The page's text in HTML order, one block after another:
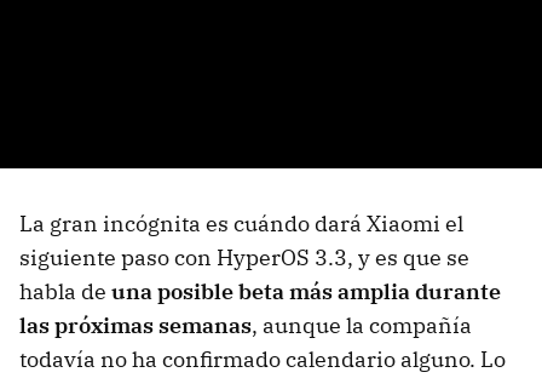
La gran incógnita es cuándo dará Xiaomi el
siguiente paso con HyperOS 3.3, y es que se
habla de una posible beta más amplia durante
las próximas semanas, aunque la compañía
todavía no ha confirmado calendario alguno. Lo